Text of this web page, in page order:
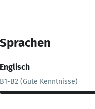
Sprachen
Englisch
B1-B2 (Gute Kenntnisse)